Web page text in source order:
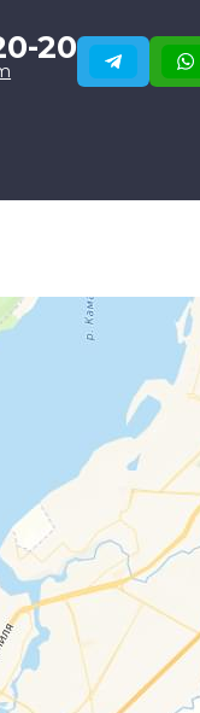
20